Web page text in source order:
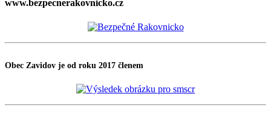
www.bezpecnerakovnicko.cz
Obec Zavidov je od roku 2017 členem